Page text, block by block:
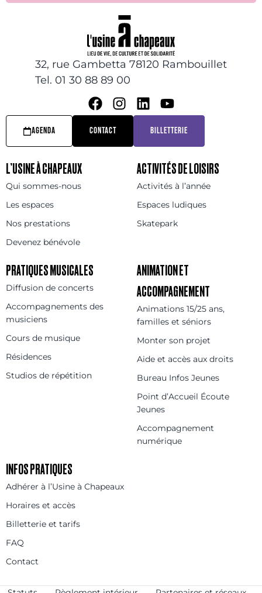
32, rue Gambetta 78120 Rambouillet
Tel. 01 30 88 89 00
AGENDA CONTACT BILLETTERIE
L’USINE À CHAPEAUX
Qui sommes-nous
Les espaces
Nos prestations
Devenez bénévole
ACTIVITÉS DE LOISIRS
Activités à l’année
Espaces ludiques
Skatepark
PRATIQUES MUSICALES
Diffusion de concerts
Accompagnements des
musiciens
Cours de musique
Résidences
Studios de répétition
ANIMATION ET
ACCOMPAGNEMENT
Animations 15/25 ans,
familles et séniors
Monter son projet
Aide et accès aux droits
Bureau Infos Jeunes
Point d’Accueil Écoute
Jeunes
Accompagnement
numérique
INFOS PRATIQUES
Adhérer à l’Usine à Chapeaux
Horaires et accès
Billetterie et tarifs
FAQ
Contact